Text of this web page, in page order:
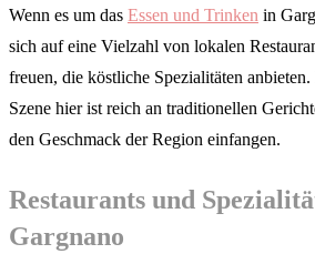
Wenn es um das Essen und Trinken in
sich auf eine Vielzahl von lokalen
freuen, die köstliche Spezialitäten
Szene hier ist reich an traditionellen
den Geschmack der Region einfangen.
Restaurants und
Gargnano